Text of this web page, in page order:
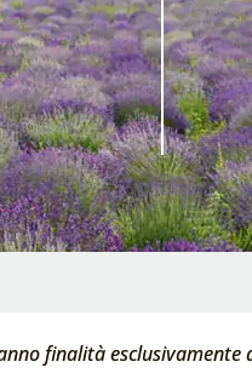
finalità